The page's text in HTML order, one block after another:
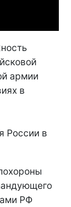
армии
в
России в
РФ